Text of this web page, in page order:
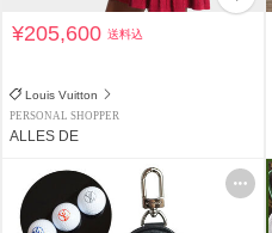
¥205,600送料込
Louis Vuitton
PERSONAL SHOPPER
ALLES DE